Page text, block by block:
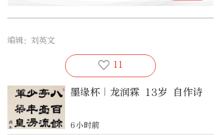
编辑：刘英文
11
墨缘杯｜龙润霖 13岁 自作诗
6小时前